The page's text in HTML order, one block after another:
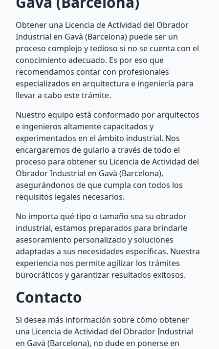
Obtener una Licencia de Actividad del Obrador
Industrial en Gavà (Barcelona) puede ser un
proceso complejo y tedioso si no se cuenta con el
conocimiento adecuado. Es por eso que
recomendamos contar con profesionales
especializados en arquitectura e ingeniería para
llevar a cabo este trámite.
Nuestro equipo está conformado por arquitectos
e ingenieros altamente capacitados y
experimentados en el ámbito industrial. Nos
encargaremos de guiarlo a través de todo el
proceso para obtener su Licencia de Actividad del
Obrador Industrial en Gavà (Barcelona),
asegurándonos de que cumpla con todos los
requisitos legales necesarios.
No importa qué tipo o tamaño sea su obrador
industrial, estamos preparados para brindarle
asesoramiento personalizado y soluciones
adaptadas a sus necesidades específicas. Nuestra
experiencia nos permite agilizar los trámites
burocráticos y garantizar resultados exitosos.
Contacto
Si desea más información sobre cómo obtener
una Licencia de Actividad del Obrador Industrial
en Gavà (Barcelona), no dude en ponerse en